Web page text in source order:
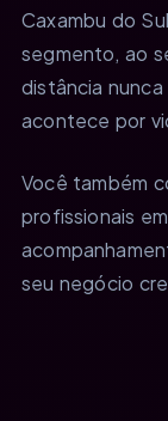
Caxambu do
segmento, ao
distância
acontece por
Você também
profissionais
seu negócio